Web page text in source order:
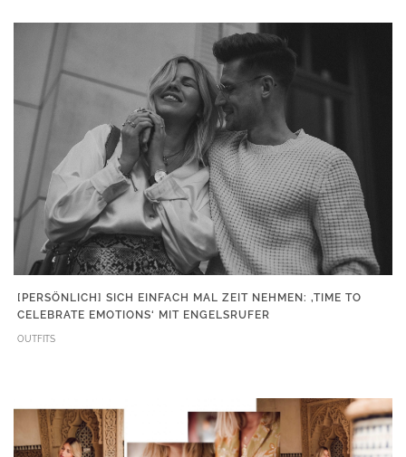
[PERSÖNLICH] SICH EINFACH MAL ZEIT NEHMEN: ‚TIME TO
CELEBRATE EMOTIONS‘ MIT ENGELSRUFER
OUTFITS